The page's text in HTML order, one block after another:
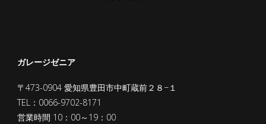
ガレージゼニア
〒473-0904 愛知県豊田市中町蔵前２８−１
TEL：0066-9702-8171
営業時間 10：00～19：00